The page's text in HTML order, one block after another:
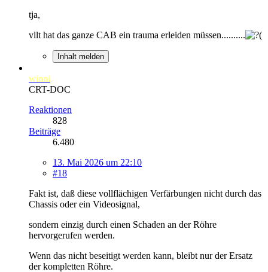
tja,
vllt hat das ganze CAB ein trauma erleiden müssen..........
Inhalt melden
winni
CRT-DOC
Reaktionen
828
Beiträge
6.480
13. Mai 2026 um 22:10
#18
Fakt ist, daß diese vollflächigen Verfärbungen nicht durch das
Chassis oder ein Videosignal,
sondern einzig durch einen Schaden an der Röhre
hervorgerufen werden.
Wenn das nicht beseitigt werden kann, bleibt nur der Ersatz
der kompletten Röhre.